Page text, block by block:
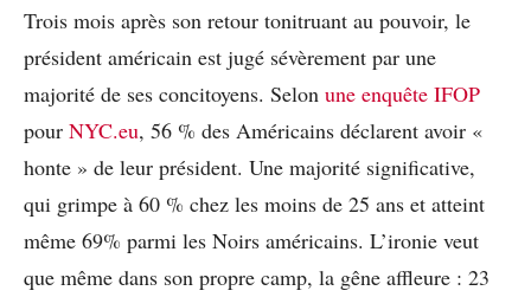
Trois mois après son retour tonitruant au pouvoir, le
président américain est jugé sévèrement par une
majorité de ses concitoyens. Selon une enquête IFOP
pour NYC.eu, 56 % des Américains déclarent avoir «
honte » de leur président. Une majorité significative,
qui grimpe à 60 % chez les moins de 25 ans et atteint
même 69% parmi les Noirs américains. L’ironie veut
que même dans son propre camp, la gêne affleure : 23